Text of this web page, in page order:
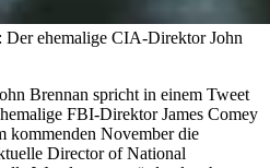
Der ehemalige CIA-Direktor John
Brennan spricht in einem Tweet
FBI-Direktor James Comey
kommenden November die
Director of National